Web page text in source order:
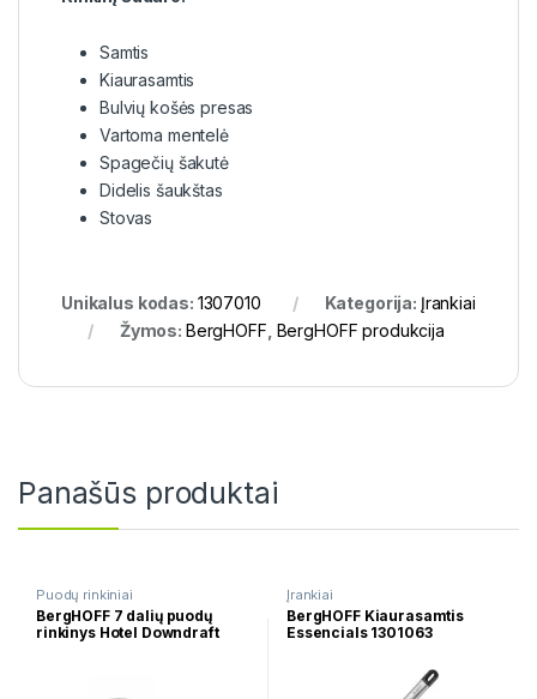
Samtis
Kiaurasamtis
Bulvių košės presas
Vartoma mentelė
Spagečių šakutė
Didelis šaukštas
Stovas
Unikalus kodas: 1307010 Kategorija: Įrankiai
Žymos: BergHOFF BergHOFF produkcija
Panašūs produktai
Puodų rinkiniai
BergHOFF 7 dalių puodų
rinkinys Hotel Downdraft
Įrankiai
BergHOFF Kiaurasamtis
Essencials 1301063